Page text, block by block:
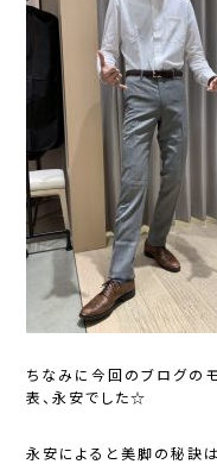
ちなみに今回のブログの
表、永安でした☆
永安によると美脚の秘訣は